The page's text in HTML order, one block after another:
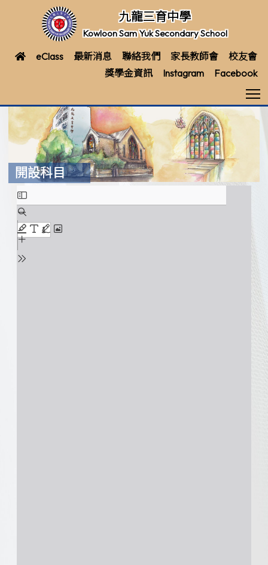
九龍三育中學
Kowloon Sam Yuk Secondary School
eClass 最新消息 聯絡我們 家長教師會
校友會
獎學金資訊
Instagram Facebook
開設科目